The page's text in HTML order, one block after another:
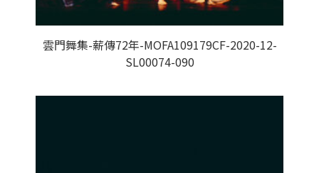
雲門舞集-薪傳72年-MOFA109179CF-2020-12-
SL00074-090